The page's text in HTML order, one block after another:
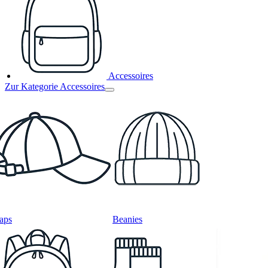
Accessoires
Zur Kategorie Accessoires
Beanies